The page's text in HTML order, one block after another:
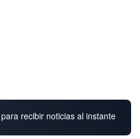
recibir noticias al instante